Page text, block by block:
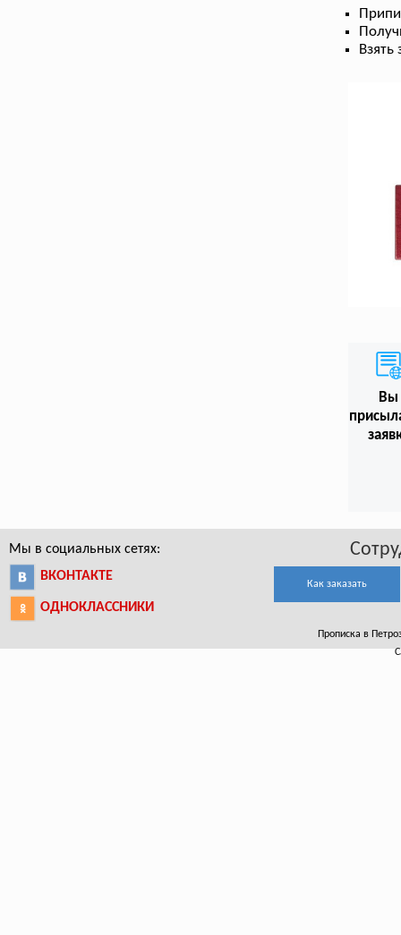
Вы
Мы в социальных сетях:
ВКОНТАКТЕ
ОДНОКЛАССНИКИ
Как заказать
Прописка в